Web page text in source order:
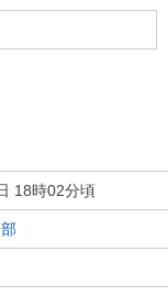
18時02分頃